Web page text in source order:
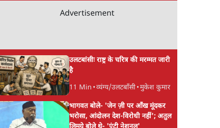
Advertisement
उलटबांसीः राष्ट्र के चरित्र की मरम्मत जारी
है
11 Min •व्यंग्य/उलटबाँसी•मुकेश कुमार
भागवत बोले- 'जेन ज़ी पर आँख मूंदकर
भरोसा, आंदोलन देश-विरोधी नहीं'; अतुल